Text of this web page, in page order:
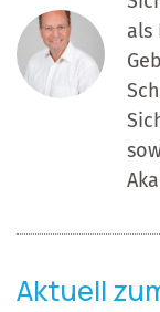
als
Aktuell